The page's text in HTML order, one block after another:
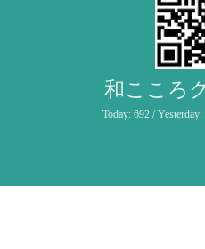
和こころ
Today: 692/ Yesterday: